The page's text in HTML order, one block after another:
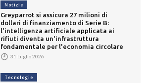
Notizie
Greyparrot si assicura 27 milioni di
dollari di finanziamento di Serie B:
l'intelligenza artificiale applicata ai
rifiuti diventa un'infrastruttura
fondamentale per l'economia circolare
31 Luglio 2026
Tecnologie